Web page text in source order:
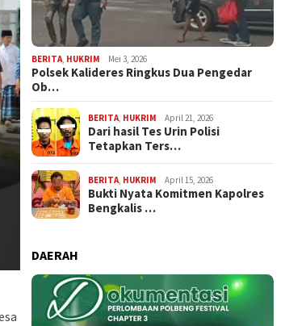
BERITA HUKRIM Mei 3, 2026
Polsek Kalideres Ringkus Dua Pengedar
Ob…
BERITA HUKRIM April 21, 2026
Dari hasil Tes Urin Polisi
Tetapkan Ters…
BERITA HUKRIM April 15, 2026
Bukti Nyata Komitmen Kapolres
Bengkalis …
DAERAH